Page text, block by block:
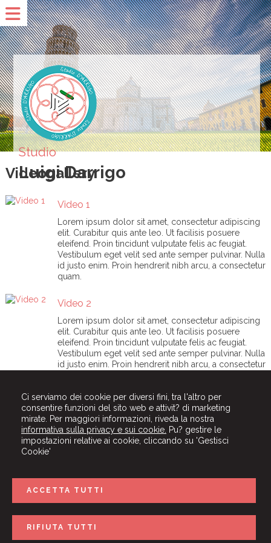
Ci serviamo dei cookie per diversi fini, tra l'altro per
consentire funzioni del sito web e attivit? di marketing
mirate. Per maggiori informazioni, riveda la nostra
informativa sulla privacy e sui cookie. Pu? gestire le
impostazioni relative ai cookie, cliccando su 'Gestisci
Cookie'
ACCETTA TUTTI
RIFIUTA TUTTI
Studio
Luigi Darrigo
Videogallery
Video 1
Lorem ipsum dolor sit amet, consectetur adipiscing
elit. Curabitur quis ante leo. Ut facilisis posuere
eleifend. Proin tincidunt vulputate felis ac feugiat.
Vestibulum eget velit sed ante semper pulvinar. Nulla
id justo enim. Proin hendrerit nibh arcu, a consectetur
quam.
Video 2
Lorem ipsum dolor sit amet, consectetur adipiscing
elit. Curabitur quis ante leo. Ut facilisis posuere
eleifend. Proin tincidunt vulputate felis ac feugiat.
Vestibulum eget velit sed ante semper pulvinar. Nulla
id justo enim. Proin hendrerit nibh arcu, a consectetur
Video 3
Lorem ipsum dolor sit amet, consectetur adipiscing
elit. Curabitur quis ante leo. Ut facilisis posuere
eleifend. Proin tincidunt vulputate felis ac feugiat.